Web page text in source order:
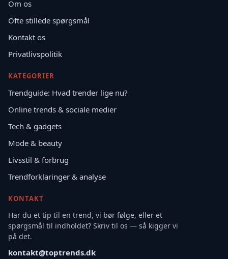
Om os
Ofte stillede spørgsmål
Kontakt os
Privatlivspolitik
KATEGORIER
Trendguide: Hvad trender lige nu?
Online trends & sociale medier
Tech & gadgets
Mode & beauty
Livsstil & forbrug
Trendforklaringer & analyse
KONTAKT
Har du et tip til en trend, vi bør følge, eller et
spørgsmål til indholdet? Skriv til os — så kigger vi
på det.
kontakt@toptrends.dk